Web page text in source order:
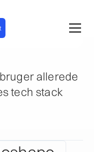
allerede
tech stack